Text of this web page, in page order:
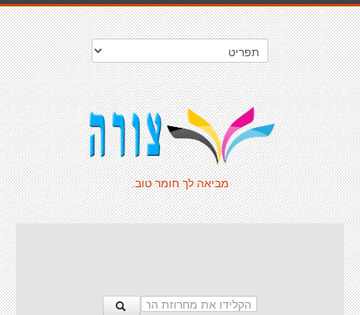
מביאה לך חומר טוב.